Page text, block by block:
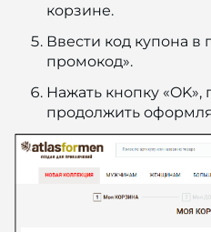
корзине.
Ввести код купона в
промокод».
Нажать кнопку «OK»,
продолжить